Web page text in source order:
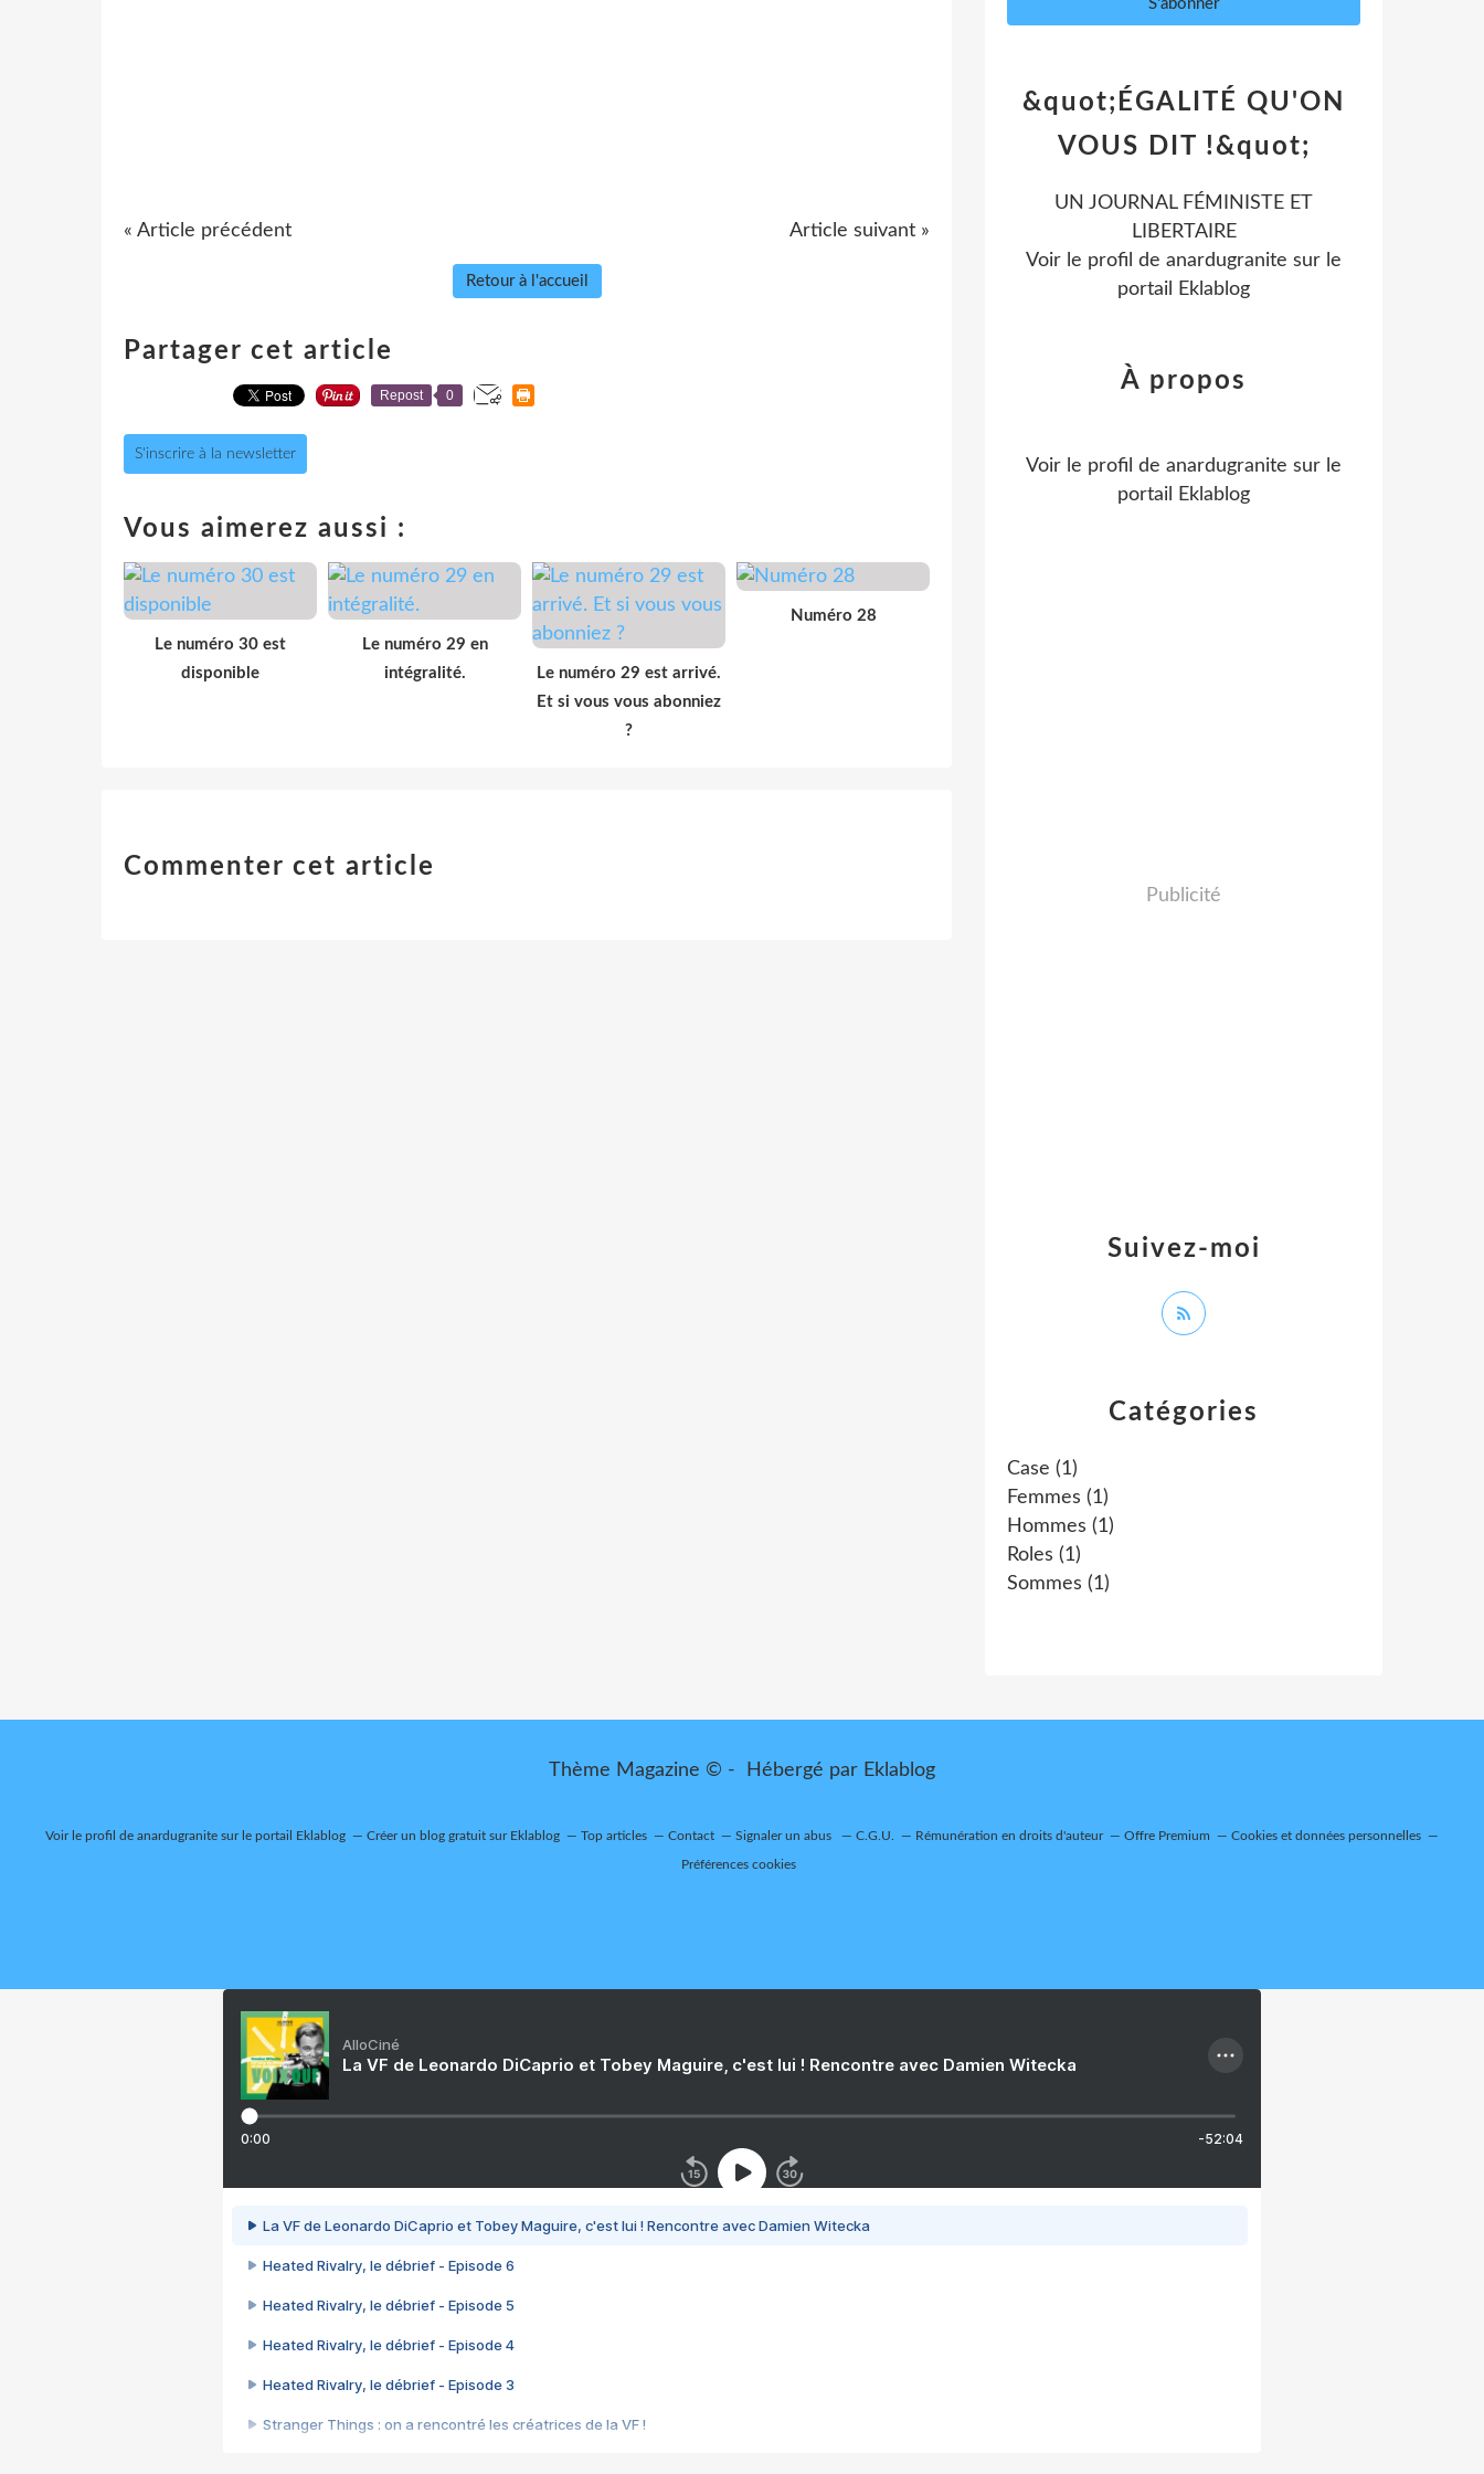
« Article précédent Article suivant »
Retour à l'accueil
Partager cet article
Repost 0
S'inscrire à la newsletter
Vous aimerez aussi :
Le numéro 30 est
disponible
Le numéro 29 en
intégralité.
Le numéro 29 est arrivé.
Et si vous vous abonniez
?
Numéro 28
Commenter cet article
Catégories
Case (1)
Femmes (1)
Hommes (1)
Roles (1)
Sommes (1)
&quot;ÉGALITÉ QU'ON
VOUS DIT !&quot;
UN JOURNAL FÉMINISTE ET
LIBERTAIRE
Voir le profil de anardugranite sur le
portail Eklablog
Suivez-moi
À propos
Voir le profil de anardugranite sur le
portail Eklablog
Publicité
Thème Magazine © - Hébergé par Eklablog
Voir le profil de anardugranite sur le portail Eklablog Créer un blog gratuit sur Eklablog Top articles Contact Signaler un abus C.G.U. Rémunération en droits d'auteur Offre Premium Cookies et données personnelles
Préférences cookies
AlloCiné
La VF de Leonardo DiCaprio et Tobey Maguire, c'est lui ! Rencontre avec Damien Witecka
0:00 -52:04
La VF de Leonardo DiCaprio et Tobey Maguire, c'est lui ! Rencontre avec Damien Witecka
Heated Rivalry, le débrief - Episode 6
Heated Rivalry, le débrief - Episode 5
Heated Rivalry, le débrief - Episode 4
Heated Rivalry, le débrief - Episode 3
Stranger Things : on a rencontré les créatrices de la VF !